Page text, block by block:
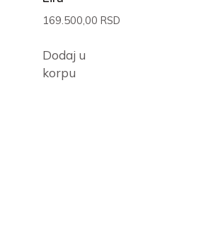
169.500,00 RSD
Dodaj u
korpu